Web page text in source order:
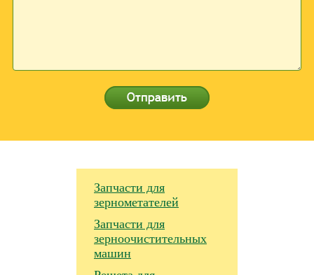
Запчасти для
зернометателей
Запчасти для
зерноочистительных
машин